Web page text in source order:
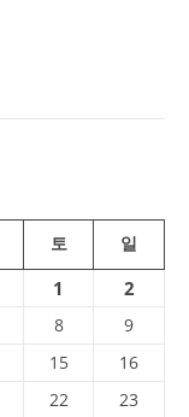
토 일
1 2
8
9
15
16
22
23